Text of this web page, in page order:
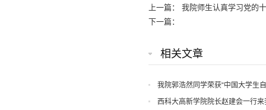
上一篇： 我院师生认真学习党的
下一篇：
相关文章
我院郭浩然同学荣获“中国大学生
荣誉西科大高新学院院长赵建会一行